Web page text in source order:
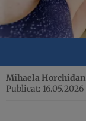
Mihaela Horchidan
Publicat: 16.05.2026